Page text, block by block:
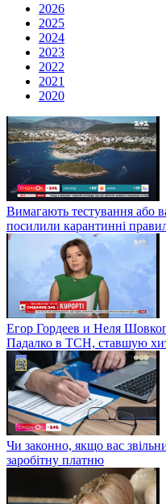
2026
2025
2024
2023
2022
2021
2020
Вимагають тестування або
посилили карантинні
Егор Гордеев и Неля
Падалко в ТСН, ставшую
Чи законно, якщо вас
заробітну платню